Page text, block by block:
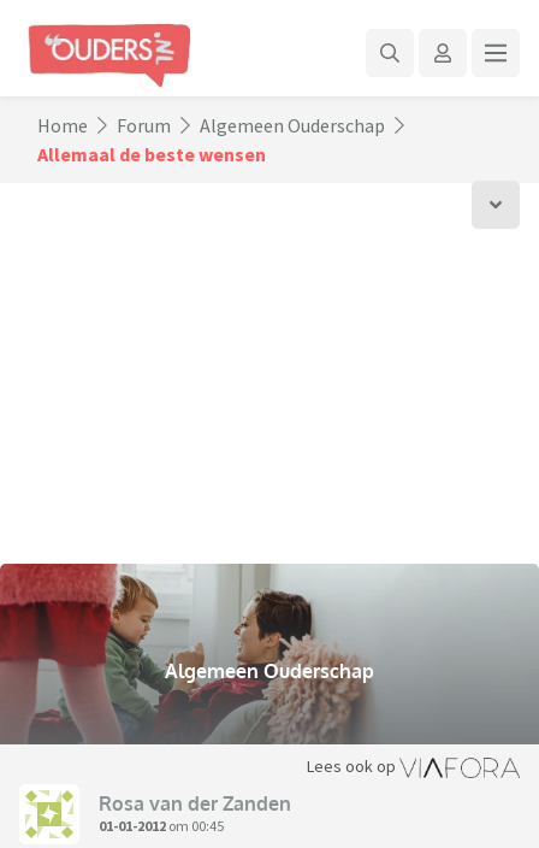
Home Forum
Algemeen Ouderschap
Allemaal de beste wensen
Algemeen Ouderschap
Lees ook op
Rosa van der Zanden
01-01-2012 om 00:45